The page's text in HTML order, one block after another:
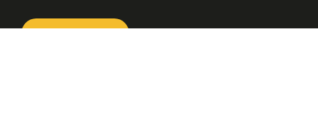
ASSINE